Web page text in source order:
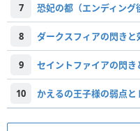
7 恐妃の都（エンディン
8 ダークスフィアの閃きと
9 セイントファイアの閃き
10 かえるの王子様の弱点と